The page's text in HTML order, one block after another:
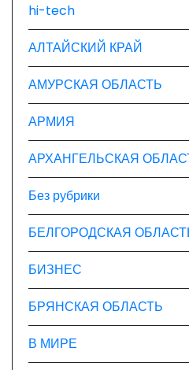
и
с
я
м
hi-tech
АЛТАЙСКИЙ КРАЙ
АМУРСКАЯ ОБЛАСТЬ
АРМИЯ
АРХАНГЕЛЬСКАЯ
Без рубрики
БЕЛГОРОДСКАЯ
БИЗНЕС
БРЯНСКАЯ ОБЛАСТЬ
В МИРЕ